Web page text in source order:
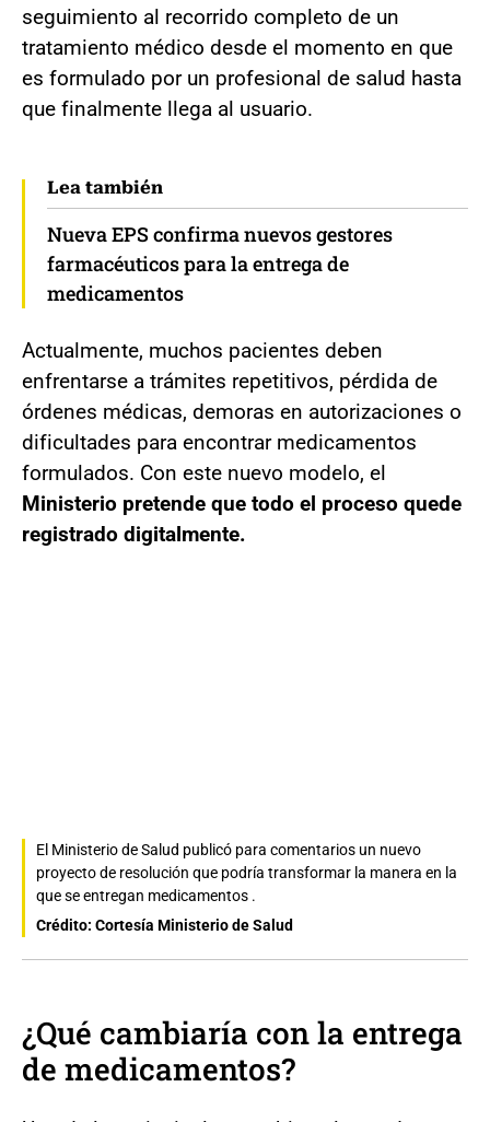
seguimiento al recorrido completo de un
tratamiento médico desde el momento en que
es formulado por un profesional de salud hasta
que finalmente llega al usuario.
Lea también
Nueva EPS confirma nuevos gestores
farmacéuticos para la entrega de
medicamentos
Actualmente, muchos pacientes deben
enfrentarse a trámites repetitivos, pérdida de
órdenes médicas, demoras en autorizaciones o
dificultades para encontrar medicamentos
formulados. Con este nuevo modelo, el
Ministerio pretende que todo el proceso quede
registrado digitalmente.
El Ministerio de Salud publicó para comentarios un nuevo
proyecto de resolución que podría transformar la manera en la
que se entregan medicamentos .
Crédito: Cortesía Ministerio de Salud
¿Qué cambiaría con la entrega
de medicamentos?